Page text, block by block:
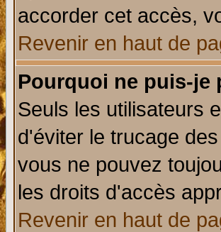
accorder cet accès,
Revenir en haut de
Pourquoi ne puis-je
Seuls les utilisateurs
d'éviter le trucage
vous ne pouvez
les droits d'accès
Revenir en haut de